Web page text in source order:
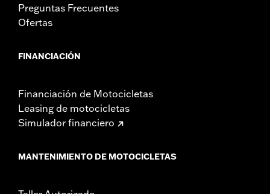
Preguntas Frecuentes
Ofertas
FINANCIACIÓN
Financiación de Motocicletas
Leasing de motocicletas
Simulador financiero
MANTENIMIENTO DE MOTOCICLETAS